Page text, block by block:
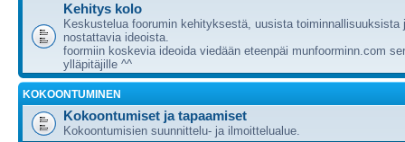
Kehitys kolo
Keskustelua foorumin kehityksestä, uusista toiminnallisuuksista
nostattavia ideoista.
foormiin koskevia ideoida viedään eteenpäi munfoorminn.com
ylläpitäjille ^^
KOKOONTUMINEN
Kokoontumiset ja tapaamiset
Kokoontumisien suunnittelu- ja ilmoittelualue.